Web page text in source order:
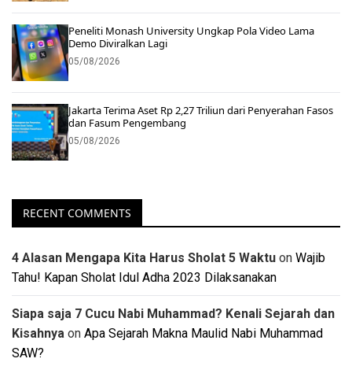
Peneliti Monash University Ungkap Pola Video Lama
Demo Diviralkan Lagi
05/08/2026
Jakarta Terima Aset Rp 2,27 Triliun dari Penyerahan Fasos
dan Fasum Pengembang
05/08/2026
RECENT COMMENTS
4 Alasan Mengapa Kita Harus Sholat 5 Waktu on Wajib
Tahu! Kapan Sholat Idul Adha 2023 Dilaksanakan
Siapa saja 7 Cucu Nabi Muhammad? Kenali Sejarah dan
Kisahnya on Apa Sejarah Makna Maulid Nabi Muhammad
SAW?